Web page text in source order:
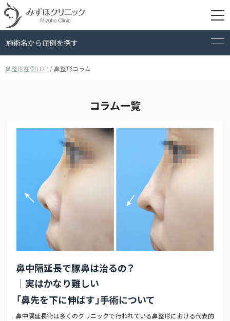
施術名から症例を探す
鼻整形症例TOP /鼻整形コラム
コラム一覧
鼻中隔延長で豚鼻は治るの？
｜実はかなり難しい
「鼻先を下に伸ばす」手術について
鼻中隔延長術は多くのクリニックで行われている鼻整形における代表的